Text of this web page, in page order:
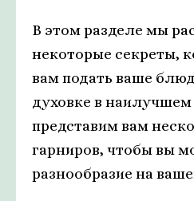
В этом разделе мы
некоторые секреты,
вам подать ваше
духовке в
представим вам
гарниров, чтобы вы
разнообразие на